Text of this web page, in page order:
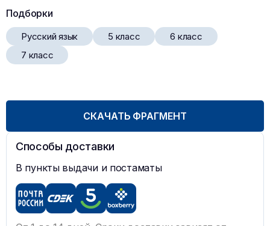
Подборки
Русский язык 5 класс
6 класс
7 класс
СКАЧАТЬ ФРАГМЕНТ
Способы доставки
В пункты выдачи и постаматы